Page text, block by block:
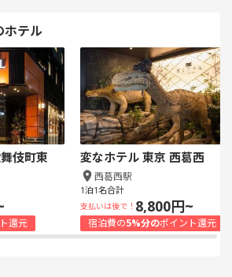
ホテル
伎町東
還元
変なホテル 東京 西葛西
西葛西駅
1泊1名合計
支払いは後で！ 8,800円~
宿泊費の5%分のポイント還元